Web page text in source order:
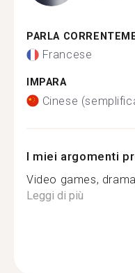
PARLA
Francese
IMPARA
Cinese
I miei argomenti
Video games,
Leggi di più